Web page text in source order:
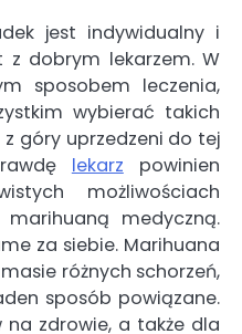
jest indywidualny i
z dobrym lekarzem. W
sposobem leczenia,
wybierać takich
góry uprzedzeni do tej
lekarz powinien
możliwościach
medyczną.
za siebie. Marihuana
różnych schorzeń,
sposób powiązane.
na zdrowie, a także dla